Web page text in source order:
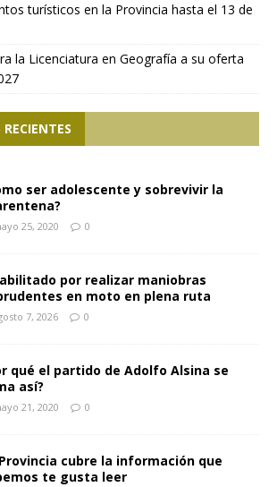
turísticos en la Provincia hasta el 13 de
la Licenciatura en Geografía a su oferta
ser adolescente y sobrevivir la
25, 2020 0
por realizar maniobras
en moto en plena ruta
7, 2026 0
qué el partido de Adolfo Alsina se
así?
21, 2020 0
cubre la información que
te gusta leer